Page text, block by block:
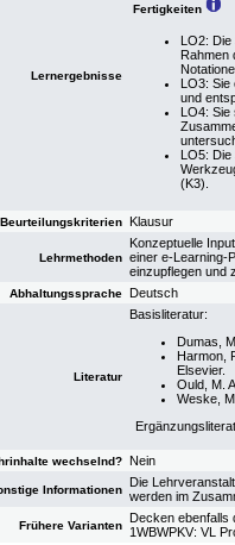
Lernergebnisse
Fertigkeiten
LO2:
Rahmen
LO3: Sie
und
LO4: Sie
LO5:
(K3).
Beurteilungskriterien Klausur
Lehrmethoden
Konzeptuelle
einer e-Learning-
einzupflegen und
Abhaltungssprache Deutsch
Literatur
Basisliteratur:
Dumas,
Harmon,
Elsevier.
Ould, M.
Weske,
wechselnd? Nein
Informationen
Die
werden im
Frühere Varianten
Decken ebenfalls
1WBWPKV: VL